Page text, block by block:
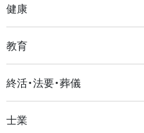
健康
教育
終活・法要・葬儀
士業